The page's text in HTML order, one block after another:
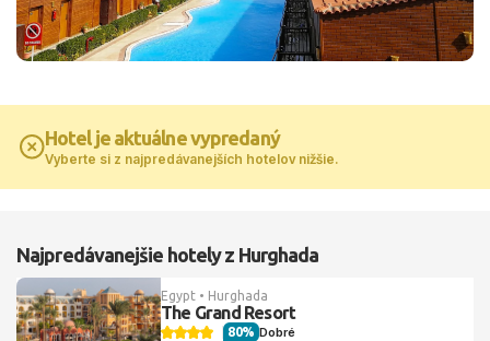
Hotel je aktuálne vypredaný
Vyberte si z najpredávanejších hotelov nižšie.
Najpredávanejšie hotely z Hurghada
Egypt • Hurghada
The Grand Resort
Dobré
80%